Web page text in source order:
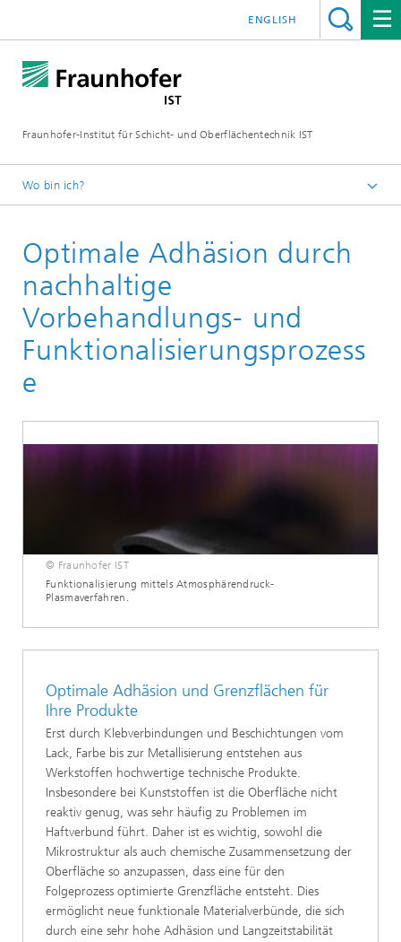
Fraunhofer-Institut für Schicht- und Oberflächentechnik IST
ENGLISH
Wo bin ich?
Kompetenzen
Zirkuläre Produkte und Prozesse
Optimale Adhäsion durch
nachhaltige
Vorbehandlungs- und
Funktionalisierungsprozess
e
© Fraunhofer IST
Funktionalisierung mittels Atmosphärendruck-
Plasmaverfahren.
Optimale Adhäsion und Grenzflächen für
Ihre Produkte
Erst durch Klebverbindungen und Beschichtungen vom
Lack, Farbe bis zur Metallisierung entstehen aus
Werkstoffen hochwertige technische Produkte.
Insbesondere bei Kunststoffen ist die Oberfläche nicht
reaktiv genug, was sehr häufig zu Problemen im
Haftverbund führt. Daher ist es wichtig, sowohl die
Mikrostruktur als auch chemische Zusammensetzung der
Oberfläche so anzupassen, dass eine für den
Folgeprozess optimierte Grenzfläche entsteht. Dies
ermöglicht neue funktionale Materialverbünde, die sich
durch eine sehr hohe Adhäsion und Langzeitstabilität